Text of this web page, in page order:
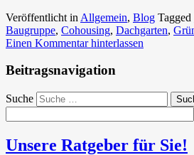
Veröffentlicht in Allgemein, Blog Tagged
Baugruppe, Cohousing, Dachgarten,
Einen Kommentar hinterlassen
Beitragsnavigation
Suche
Unsere Ratgeber für Sie!